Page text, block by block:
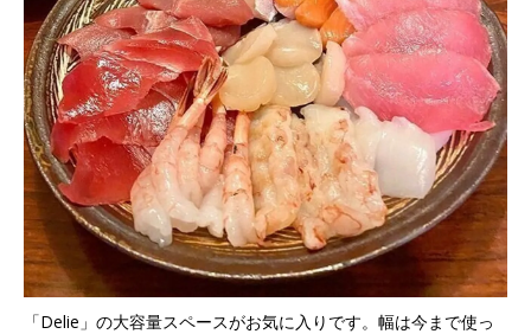
「Delie」の大容量スペースがお気に入りです。幅は今まで使っ